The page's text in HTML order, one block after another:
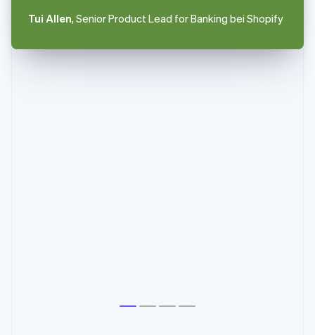
Tui Allen, Senior Product Lead for Banking bei Shopify